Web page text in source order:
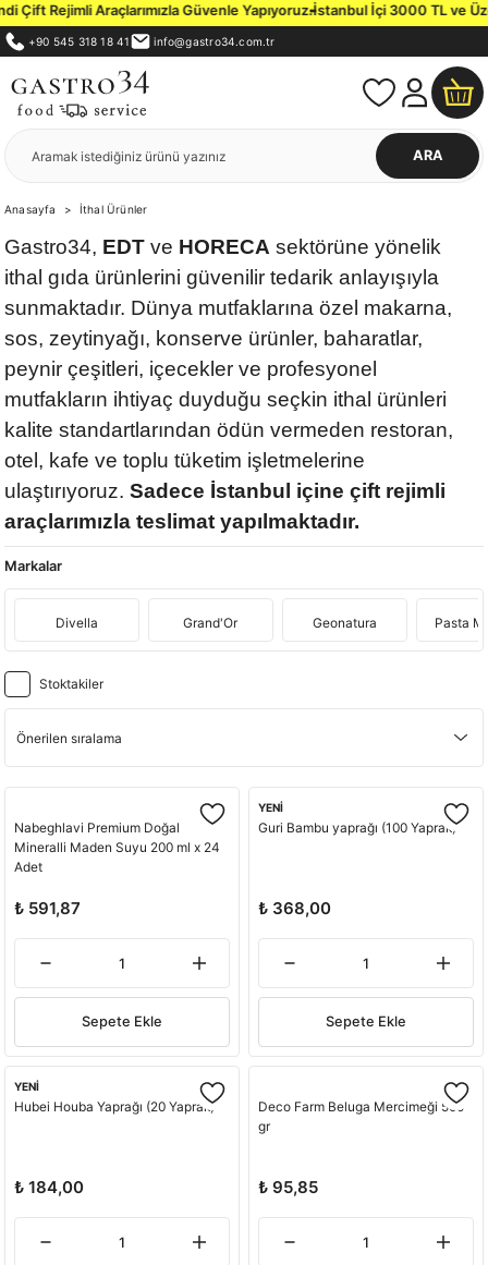
Araçlarımızla Güvenle Yapıyoruz.İstanbul İçi 3000 TL ve Üzeri
+90 545 318 18 41 info@gastro34.com.tr
ARA
Anasayfa İthal Ürünler
Gastro34, EDT ve HORECA sektörüne yönelik
ithal gıda ürünlerini güvenilir tedarik anlayışıyla
sunmaktadır. Dünya mutfaklarına özel makarna,
sos, zeytinyağı, konserve ürünler, baharatlar,
peynir çeşitleri, içecekler ve profesyonel
mutfakların ihtiyaç duyduğu seçkin ithal ürünleri
kalite standartlarından ödün vermeden restoran,
otel, kafe ve toplu tüketim işletmelerine
ulaştırıyoruz. Sadece İstanbul içine çift rejimli
araçlarımızla teslimat yapılmaktadır.
Markalar
Divella Grand'Or Geonatura Pasta
Stoktakiler
Nabeghlavi Premium Doğal
Mineralli Maden Suyu 200 ml x 24
Adet
₺ 591,87
Sepete Ekle
YENİ
Guri Bambu yaprağı (100 Yaprak)
₺ 368,00
Sepete Ekle
YENİ
Hubei Houba Yaprağı (20 Yaprak)
₺ 184,00
Deco Farm Beluga Mercimeği 500
gr
₺ 95,85